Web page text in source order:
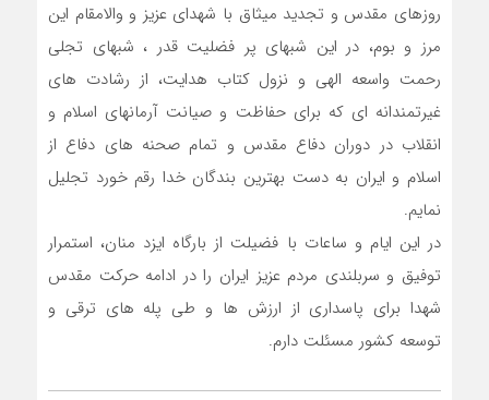
روزهای مقدس و تجدید میثاق با شهدای عزيز و والامقام اين
مرز و بوم، در این شبهای پر فضلیت قدر ، شبهای تجلی
رحمت واسعه الهی و نزول کتاب هدایت، از رشادت های
غیرتمندانه اي كه براي حفاظت و صیانت آرمانهای اسلام و
انقلاب در دوران دفاع مقدس و تمام صحنه هاي دفاع از
اسلام و ايران به دست بهترين بندگان خدا رقم خورد تجليل
نمايم.
در اين ايام و ساعات با فضيلت از بارگاه ایزد منان، استمرار
توفیق و سربلندی مردم عزيز ايران را در ادامه حركت مقدس
شهدا براي پاسداري از ارزش ها و طي پله هاي ترقي و
توسعه كشور مسئلت دارم.